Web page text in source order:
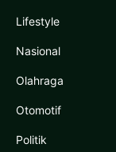
Lifestyle
Nasional
Olahraga
Otomotif
Politik